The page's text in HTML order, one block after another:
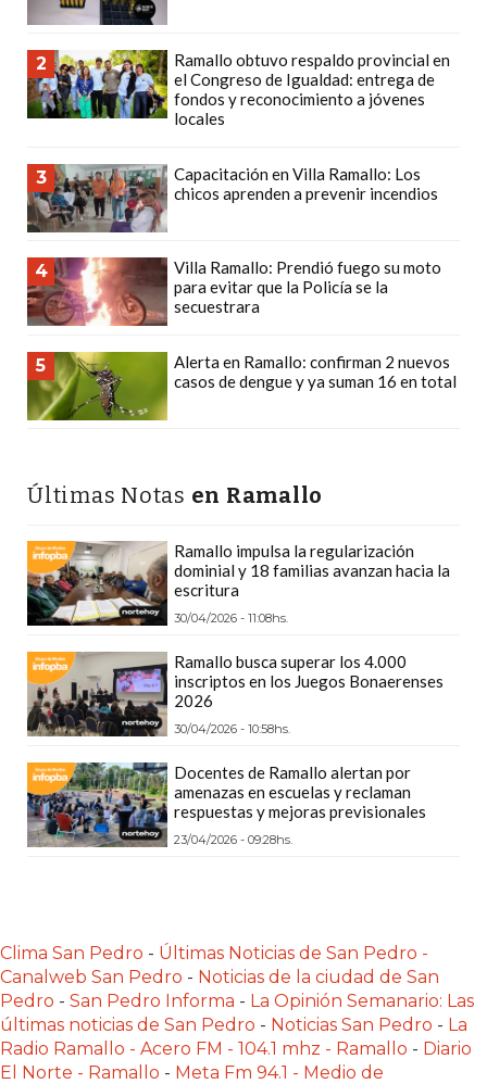
ONLINE
EN
ARGENTINA:
CHANGUITO.COM.AR
OTRAS
PLATAFORMAS
VENTA
POR
WHATSAPP
CÓMO
RECIBIR
PEDIDOS
POR
LA
GUÍA
DEFINITIVA
RESTAURANTES
Y
DELIVERIES
UNA
TIENDA
ONLINE:
MEJOR
PLATAFORMA?
CHANGUITO.COM.AR,
LA
TIENDA
2
Ramallo obtuvo respaldo provincial en
el Congreso de Igualdad: entrega de
fondos y reconocimiento a jóvenes
locales
3
Capacitación en Villa Ramallo: Los
chicos aprenden a prevenir incendios
4
Villa Ramallo: Prendió fuego su moto
para evitar que la Policía se la
secuestrara
5
Alerta en Ramallo: confirman 2 nuevos
casos de dengue y ya suman 16 en total
Últimas Notas en Ramallo
Ramallo impulsa la regularización
dominial y 18 familias avanzan hacia la
escritura
30/04/2026 - 11:08hs.
Ramallo busca superar los 4.000
inscriptos en los Juegos Bonaerenses
2026
30/04/2026 - 10:58hs.
Docentes de Ramallo alertan por
amenazas en escuelas y reclaman
respuestas y mejoras previsionales
23/04/2026 - 09:28hs.
Clima San Pedro - Últimas Noticias de San Pedro -
Canalweb San Pedro - Noticias de la ciudad de San
Pedro - San Pedro Informa - La Opinión Semanario: Las
últimas noticias de San Pedro - Noticias San Pedro - La
Radio Ramallo - Acero FM - 104.1 mhz - Ramallo - Diario
El Norte - Ramallo - Meta Fm 94.1 - Medio de